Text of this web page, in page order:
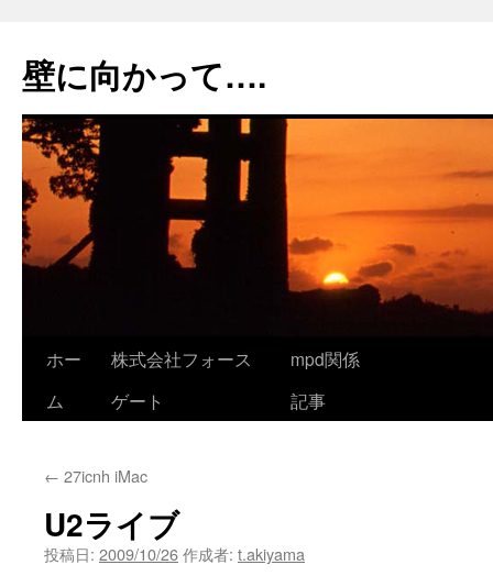
テ
ン
へ
ス
キ
ッ
プ
壁に向かって….
ホー
ム
株式会社フォース
ゲート
mpd関係
記事
← 27icnh iMac
U2ライブ
投稿日: 2009/10/26作成者: t.akiyama